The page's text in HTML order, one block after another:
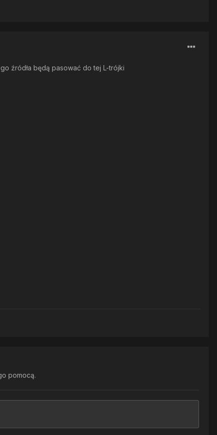
źródła będą pasować do tej L-trójki
pomocą.